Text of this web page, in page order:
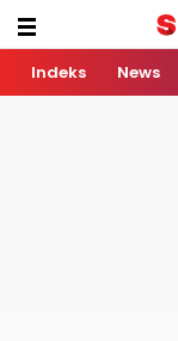
Indeks News